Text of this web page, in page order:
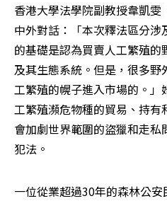
香港大學法學院副教授韋凱
中外對話：「本次釋法區分
的基礎是認為買賣人工繁殖
及其生態系統。但是，很多野
工繁殖的幌子進入市場的。」
工繁殖瀕危物種的貿易、持
會加劇世界範圍的盜獵和走
犯法。
一位從業超過30年的森林公